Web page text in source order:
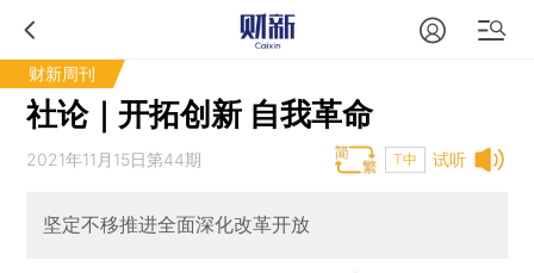
财新周刊
社论｜开拓创新 自我革命
试听
2021年11月15日第44期 T中
坚定不移推进全面深化改革开放